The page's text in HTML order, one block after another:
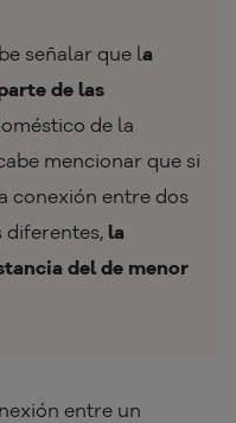
señalar que la
de las
de la
mencionar que si
conexión entre dos
diferentes, la
del de menor
entre un